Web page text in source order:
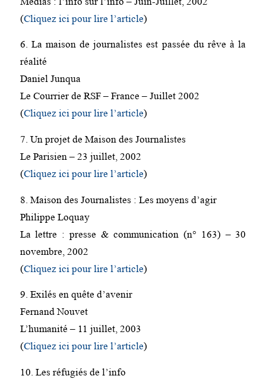
(Cliquez ici pour lire l’article)
6. La maison de journalistes est passée du rêve à la
réalité
Daniel Junqua
Le Courrier de RSF – France – Juillet 2002
(Cliquez ici pour lire l’article)
7. Un projet de Maison des Journalistes
Le Parisien – 23 juillet, 2002
(Cliquez ici pour lire l’article)
8. Maison des Journalistes : Les moyens d’agir
Philippe Loquay
La lettre : presse & communication (n° 163) – 30
novembre, 2002
(Cliquez ici pour lire l’article)
9. Exilés en quête d’avenir
Fernand Nouvet
L’humanité – 11 juillet, 2003
(Cliquez ici pour lire l’article)
10. Les réfugiés de l’info